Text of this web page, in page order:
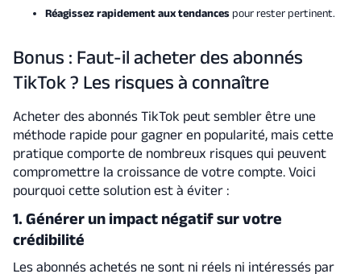
Réagissez rapidement aux tendances pour rester pertinent.
Bonus : Faut-il acheter des abonnés
TikTok ? Les risques à connaître
Acheter des abonnés TikTok peut sembler être une
méthode rapide pour gagner en popularité, mais cette
pratique comporte de nombreux risques qui peuvent
compromettre la croissance de votre compte. Voici
pourquoi cette solution est à éviter :
1. Générer un impact négatif sur votre
crédibilité
Les abonnés achetés ne sont ni réels ni intéressés par